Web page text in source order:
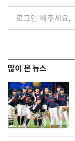
많이 본 뉴스